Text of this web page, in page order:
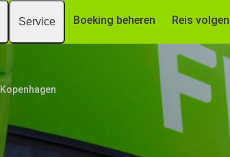
Service Boeking beheren Reis volgen
Kopenhagen